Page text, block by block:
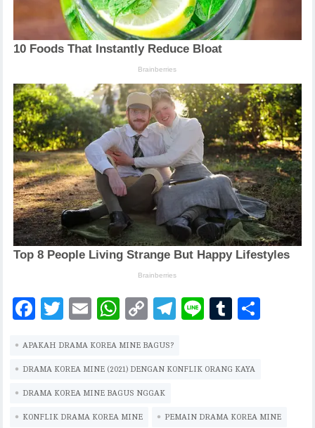
F
eb
oo
k
T
it
te
r
E
ai
l
W
at
s
A
p
C
p
y
Li
n
T
ra
Li
T
bl
APAKAH DRAMA KOREA MINE BAGUS?
DRAMA KOREA MINE (2021) DENGAN KONFLIK ORANG KAYA
DRAMA KOREA MINE BAGUS NGGAK
KONFLIK DRAMA KOREA MINE PEMAIN DRAMA KOREA MINE